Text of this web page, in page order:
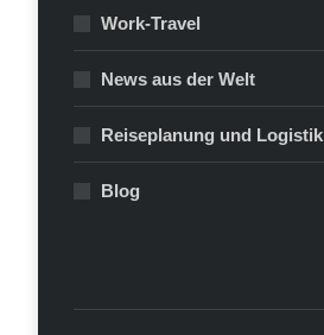
Work-Travel
News aus der Welt
Reiseplanung und Logistik
Blog